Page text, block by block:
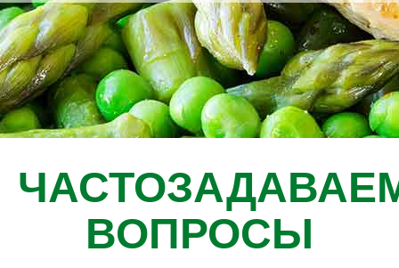
ВОПРОСЫ